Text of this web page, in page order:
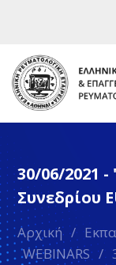
30/06/2021
Συνεδρίου
Αρχική /
WEBINARS /